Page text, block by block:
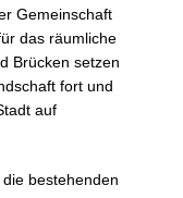
Gemeinschaft
das räumliche
Brücken setzen
fort und
auf
bestehenden